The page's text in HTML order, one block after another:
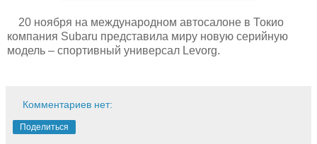
20 ноября на международном автосалоне в Токио
компания Subaru представила миру новую серийную
модель – спортивный универсал Levorg.
Комментариев нет:
Поделиться